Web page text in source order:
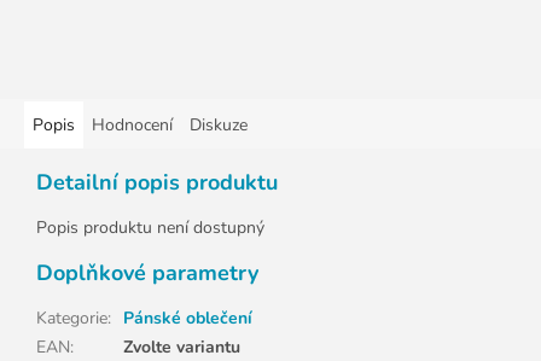
Popis Hodnocení Diskuze
Detailní popis produktu
Popis produktu není dostupný
Doplňkové parametry
Kategorie: Pánské oblečení
EAN: Zvolte variantu